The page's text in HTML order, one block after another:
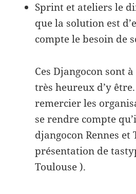
Sprint et ateliers le
que la solution est
compte le besoin de
Ces Djangocon sont
très heureux d’y
remercier les
se rendre compte
djangocon Rennes
présentation de
Toulouse ).